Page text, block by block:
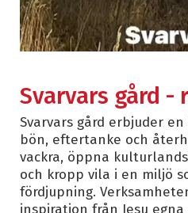
Svarvars gård -
Svarvars gård erbjuder
bön, eftertanke och
vackra, öppna
och kropp vila i en miljö
fördjupning.